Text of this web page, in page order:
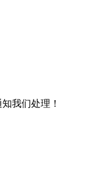
我们处理！